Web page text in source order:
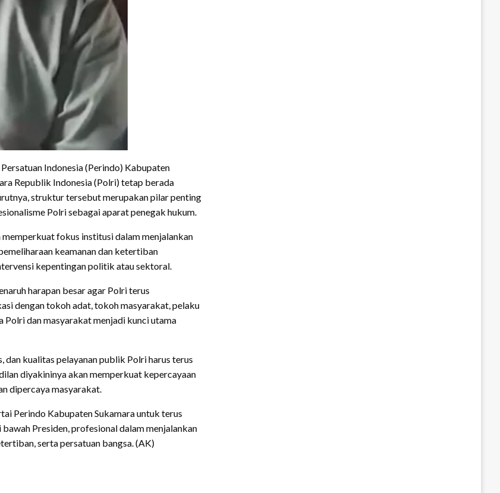
Indonesia (Perindo) Kabupaten
Republik Indonesia (Polri) tetap berada
struktur tersebut merupakan pilar penting
Polri sebagai aparat penegak hukum.
fokus institusi dalam menjalankan
keamanan dan ketertiban
kepentingan politik atau sektoral.
harapan besar agar Polri terus
dengan tokoh adat, tokoh masyarakat, pelaku
Polri dan masyarakat menjadi kunci utama
kualitas pelayanan publik Polri harus terus
diyakininya akan memperkuat kepercayaan
dipercaya masyarakat.
Perindo Kabupaten Sukamara untuk terus
Presiden, profesional dalam menjalankan
serta persatuan bangsa. (AK)